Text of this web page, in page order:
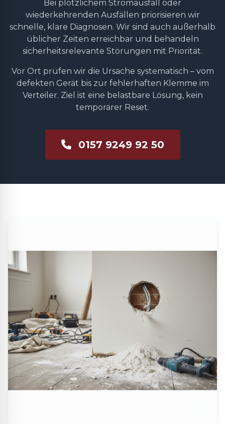
Bei plötzlichem Stromausfall oder
wiederkehrenden Ausfällen priorisieren wir
schnelle, klare Diagnosen. Wir sind auch außerhalb
üblicher Zeiten erreichbar und behandeln
sicherheitsrelevante Störungen mit Priorität.
Vor Ort prüfen wir die Ursache systematisch – vom
defekten Gerät bis zur fehlerhaften Klemme im
Verteiler. Ziel ist eine belastbare Lösung, kein
temporärer Reset.
0157 9249 92 50